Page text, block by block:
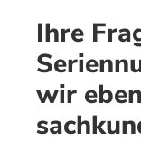
Ihre
wir